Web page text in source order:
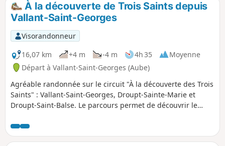
p
À la découverte de Trois Saints depuis
Vallant-Saint-Georges
Visorandonneur
16,07 km
+4 m -4 m 4h 35
Moyenne
Départ à Vallant-Saint-Georges (Aube)
Agréable randonnée sur le circuit "À la découverte des Trois
Saints" : Vallant-Saint-Georges, Droupt-Sainte-Marie et
Droupt-Saint-Balse. Le parcours permet de découvrir le
compose cette zone. Circuit très plat le long du Canal de
Haute Seine, de la Seine et des étangs dont celui du Brun.